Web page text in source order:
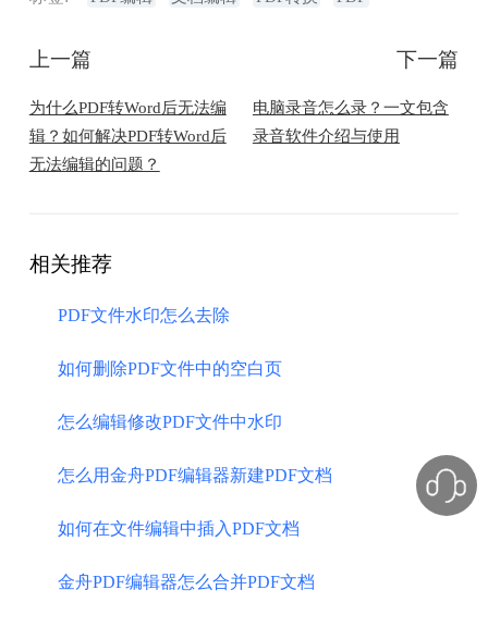
上一篇
为什么PDF转Word后无法编
辑？如何解决PDF转Word后
无法编辑的问题？
下一篇
电脑录音怎么录？一文包含
录音软件介绍与使用
相关推荐
PDF文件水印怎么去除
如何删除PDF文件中的空白页
怎么编辑修改PDF文件中水印
怎么用金舟PDF编辑器新建PDF文档
如何在文件编辑中插入PDF文档
金舟PDF编辑器怎么合并PDF文档